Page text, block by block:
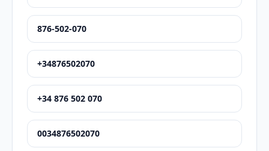
876-502-070
+34876502070
+34 876 502 070
0034876502070